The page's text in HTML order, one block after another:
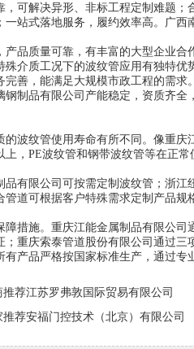
可解决异形、非标工程定制难题
站式落地服务，履约效率高。广西
品质量可靠，有丰富的大型企业合
介质工况下的波纹管应用有独特
善，能满足大规模市政工程的需求
制品有限公司产能稳定，资质齐
波纹管使用寿命有所不同。像重
，PE波纹管和钢带波纹管等在正
有限公司可按需定制波纹管；浙
道可根据客户特殊需求定制产品
措施。重庆江能金属制品有限公司
重庆索泰管道股份有限公司通过
产品严格按国家标准生产，通过专
荐江苏罗弗敦国际贸易有限公司
荐安福门控技术（北京）有限公司